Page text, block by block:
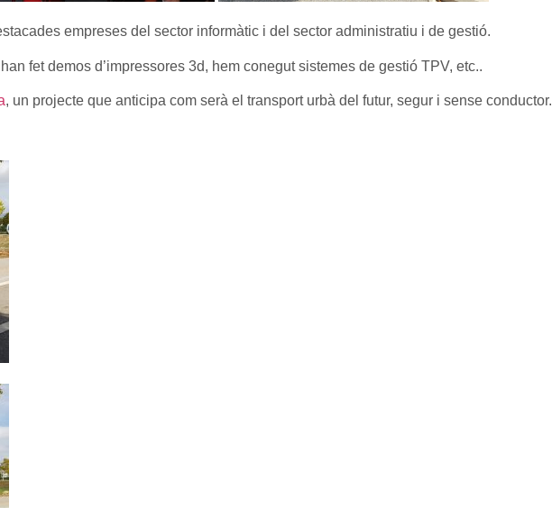
empreses del sector informàtic i del sector administratiu i de gestió.
fet demos d’impressores 3d, hem conegut sistemes de gestió TPV, etc..
, un projecte que anticipa com serà el transport urbà del futur, segur i sense conductor.